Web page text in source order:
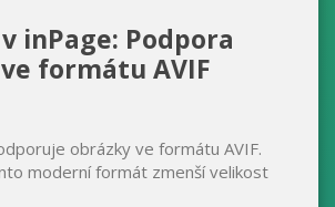
inPage: Podpora
formátu AVIF
obrázky ve formátu AVIF.
moderní formát zmenší velikost